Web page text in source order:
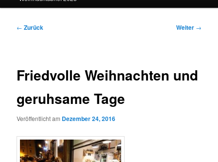
Beitragsnavigation
← Zurück Weiter →
Friedvolle Weihnachten und
geruhsame Tage
Veröffentlicht am Dezember 24, 2016